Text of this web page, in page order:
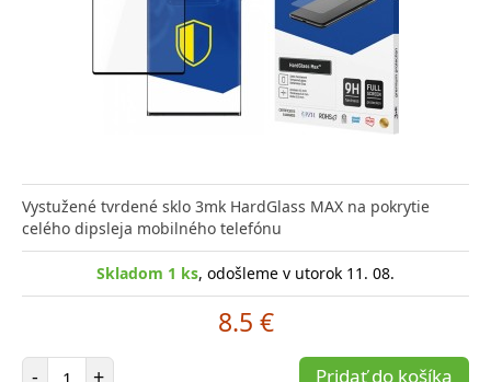
Vystužené tvrdené sklo 3mk HardGlass MAX na pokrytie
celého dipsleja mobilného telefónu
Skladom 1 ks, odošleme v utorok 11. 08.
8.5 €
- Počet položiek
+ Pridať do košíka